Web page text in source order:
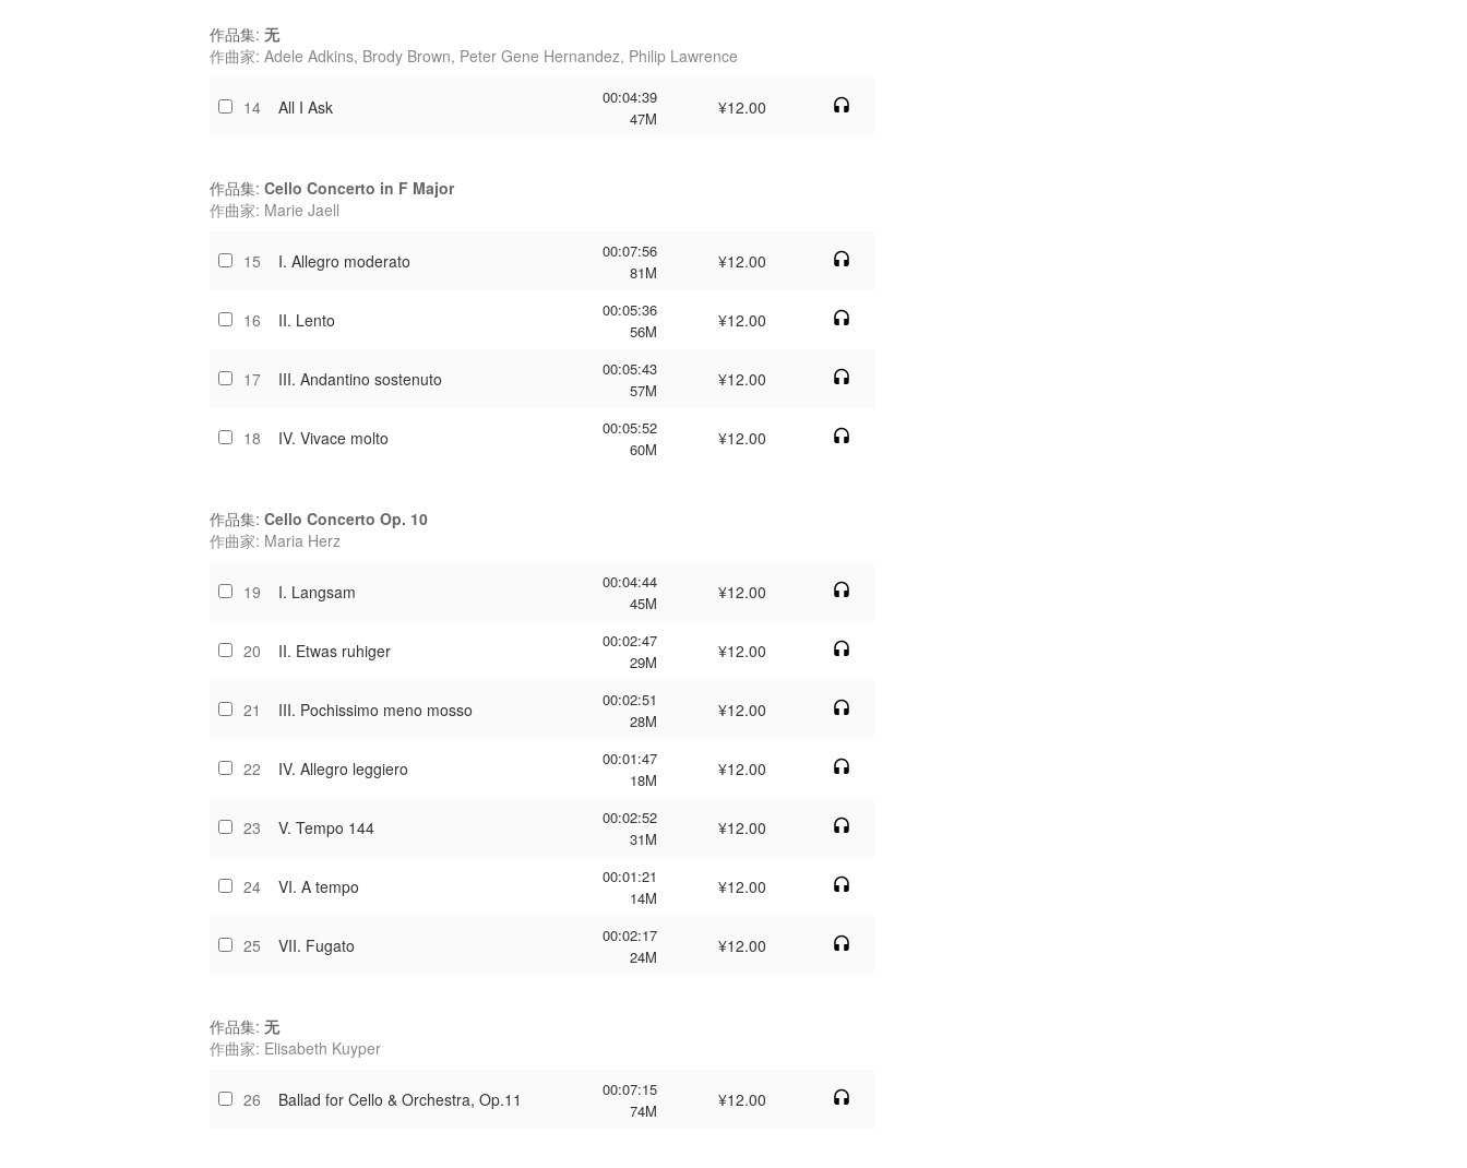
作品集: 无
作曲家: Adele Adkins, Brody Brown, Peter Gene Hernandez, Philip Lawrence
14 All I Ask
00:04:39
47M
¥12.00
作品集: Cello Concerto in F Major
作曲家: Marie Jaell
15 I. Allegro moderato
00:07:56
81M
¥12.00
16 II. Lento
00:05:36
56M
¥12.00
17 III. Andantino sostenuto
00:05:43
57M
¥12.00
18 IV. Vivace molto
00:05:52
60M
¥12.00
作品集: Cello Concerto Op. 10
作曲家: Maria Herz
19 I. Langsam
00:04:44
45M
¥12.00
20 II. Etwas ruhiger
00:02:47
29M
¥12.00
21 III. Pochissimo meno mosso
00:02:51
28M
¥12.00
22 IV. Allegro leggiero
00:01:47
18M
¥12.00
23 V. Tempo 144
00:02:52
31M
¥12.00
24 VI. A tempo
00:01:21
14M
¥12.00
25 VII. Fugato
00:02:17
24M
¥12.00
作品集: 无
作曲家: Elisabeth Kuyper
26 Ballad for Cello & Orchestra, Op.11
00:07:15
74M
¥12.00